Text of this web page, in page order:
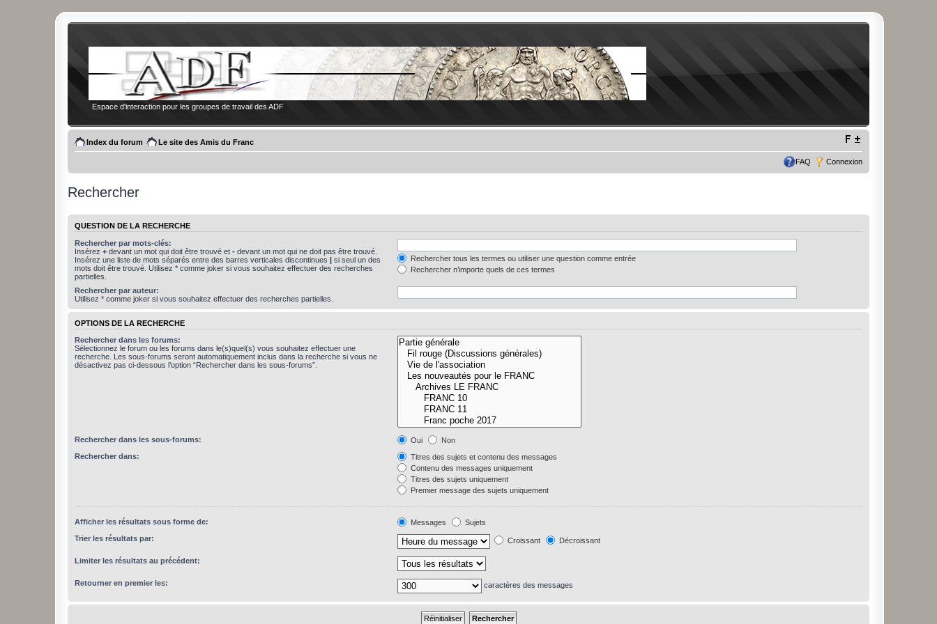
Espace d'interaction pour les groupes de travail des ADF
Index du forum Le site des Amis du Franc
FAQ Connexion
Rechercher
QUESTION DE LA RECHERCHE
Rechercher par mots-clés:
Insérez + devant un mot qui doit être trouvé et - devant un mot qui ne doit pas être trouvé.
Insérez une liste de mots séparés entre des barres verticales discontinues | si seul un des
mots doit être trouvé. Utilisez * comme joker si vous souhaitez effectuer des recherches
partielles.
Rechercher tous les termes ou utiliser une question comme entrée
Rechercher n’importe quels de ces termes
Rechercher par auteur:
Utilisez * comme joker si vous souhaitez effectuer des recherches partielles.
OPTIONS DE LA RECHERCHE
Rechercher dans les forums:
Sélectionnez le forum ou les forums dans le(s)quel(s) vous souhaitez effectuer une
recherche. Les sous-forums seront automatiquement inclus dans la recherche si vous ne
désactivez pas ci-dessous l’option “Rechercher dans les sous-forums”.
Rechercher dans les sous-forums: Oui
Non
Rechercher dans:
Titres des sujets et contenu des messages
Contenu des messages uniquement
Titres des sujets uniquement
Premier message des sujets uniquement
Afficher les résultats sous forme de: Messages
Sujets
Trier les résultats par:
Croissant Décroissant
Limiter les résultats au précédent:
Retourner en premier les: caractères des messages